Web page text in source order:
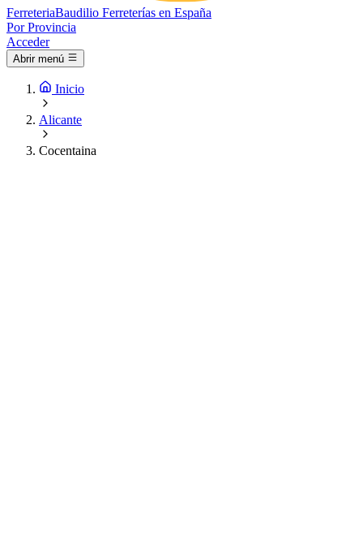
FerreteriaBaudilio Ferreterías en España
Por Provincia
Acceder
Abrir menú
Inicio
Alicante
Cocentaina